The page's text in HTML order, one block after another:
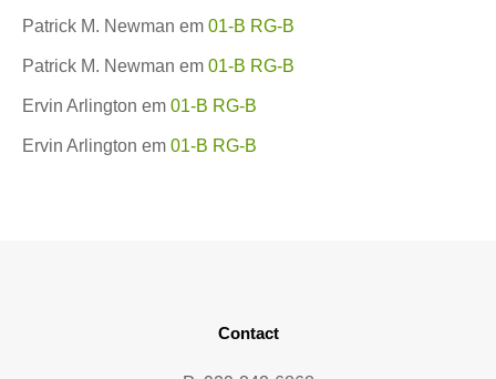
Patrick M. Newman em 01-B RG-B
Patrick M. Newman em 01-B RG-B
Ervin Arlington em 01-B RG-B
Ervin Arlington em 01-B RG-B
Contact